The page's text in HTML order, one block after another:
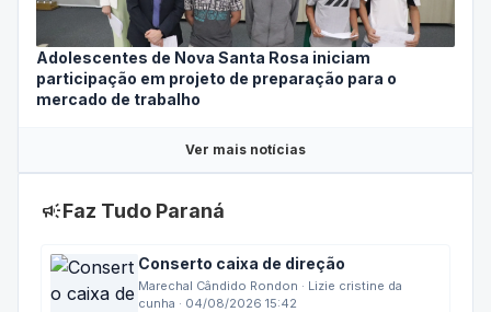
Adolescentes de Nova Santa Rosa iniciam
participação em projeto de preparação para o
mercado de trabalho
Ver mais notícias
campaignFaz Tudo Paraná
Conserto caixa de direção
Marechal Cândido Rondon · Lizie cristine da
cunha · 04/08/2026 15:42